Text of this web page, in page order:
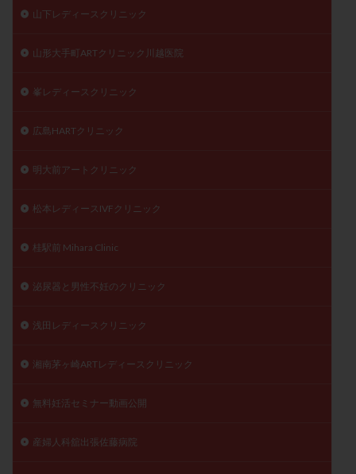
山下レディースクリニック
山形大手町ARTクリニック川越医院
峯レディースクリニック
広島HARTクリニック
明大前アートクリニック
松本レディースIVFクリニック
桂駅前 Mihara Clinic
泌尿器と男性不妊のクリニック
浅田レディースクリニック
湘南茅ヶ崎ARTレディースクリニック
無料妊活セミナー動画公開
産婦人科舘出張佐藤病院